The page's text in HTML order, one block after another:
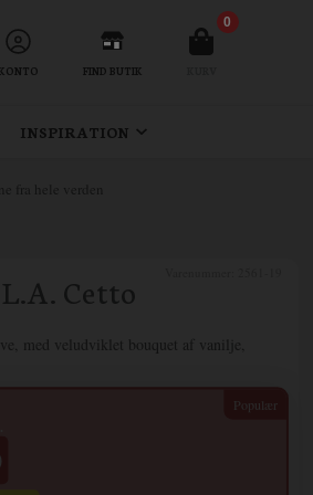
FIND BUTIK
0
INSPIRATION
fra hele verden
Cetto
med veludviklet bouquet af vanilje,